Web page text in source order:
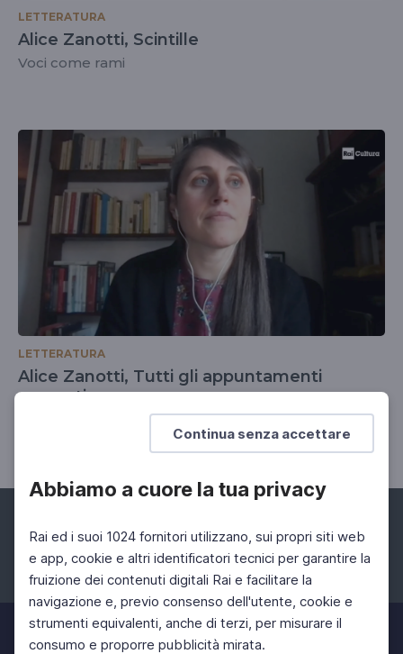
Continua senza accettare
Abbiamo a cuore la tua privacy
Rai ed i suoi 1024 fornitori utilizzano, sui propri siti web
e app, cookie e altri identificatori tecnici per garantire la
fruizione dei contenuti digitali Rai e facilitare la
navigazione e, previo consenso dell'utente, cookie e
strumenti equivalenti, anche di terzi, per misurare il
consumo e proporre pubblicità mirata.
LETTERATURA
Alice Zanotti, Scintille
Voci come rami
LETTERATURA
Alice Zanotti, Tutti gli appuntamenti
mancati
Un ritratto immaginario di Amelia Rosselli
Facebook Instagram Twitter